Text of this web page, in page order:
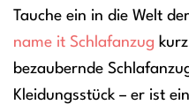
Tauche ein in die Welt
name it Schlafanzug
bezaubernde
Kleidungsstück – er ist